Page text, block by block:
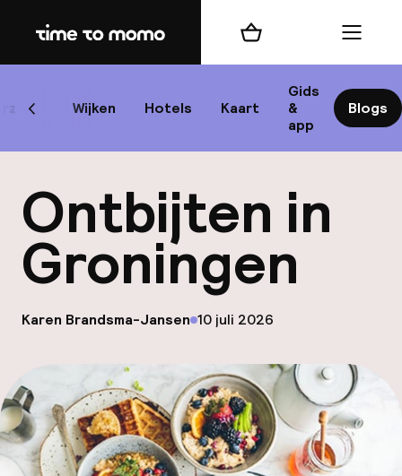
Home
Wijken Hotels Kaart
Gids
&
app
Blogs
Scroll naar links
Winkelmand Menu
Ontbijten in
Groningen
Gepubliceerd door
Karen Brandsma-Jansen op
10 juli 2026